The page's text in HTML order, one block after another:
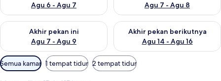
Agu 6 - Agu 7
Agu 7 - Agu 8
Akhir pekan ini
Agu 7 - Agu 9
Periksa ketersediaan untuk akhir pekan ini Agu 7 - Agu 9
Akhir pekan berikutnya
Agu 14 - Agu 16
Periksa ketersediaan untuk
Filter
tersedia
Semua kamar 1 tempat tidur 2 tempat tidur